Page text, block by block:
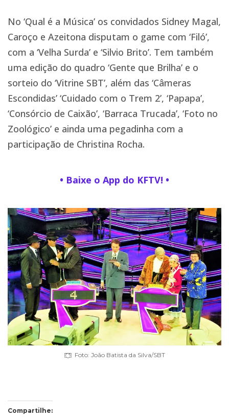
No ‘Qual é a Música’ os convidados Sidney Magal,
Caroço e Azeitona disputam o game com ‘Filó’,
com a ‘Velha Surda’ e ‘Silvio Brito’. Tem também
uma edição do quadro ‘Gente que Brilha’ e o
sorteio do ‘Vitrine SBT’, além das ‘Câmeras
Escondidas’ ‘Cuidado com o Trem 2’, ‘Papapa’,
‘Consórcio de Caixão’, ‘Barraca Trucada’, ‘Foto no
Zoológico’ e ainda uma pegadinha com a
participação de Christina Rocha.
• Baixe o App do KFTV! •
Foto: João Batista da Silva/SBT
Compartilhe: